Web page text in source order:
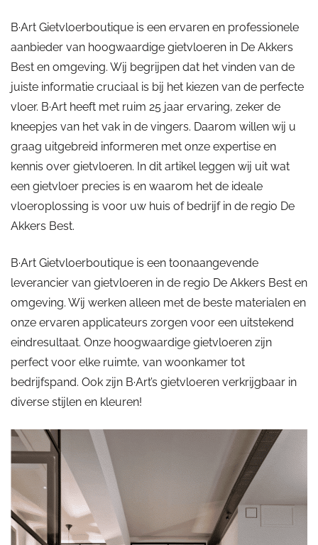
B·Art Gietvloerboutique is een ervaren en professionele
aanbieder van hoogwaardige gietvloeren in De Akkers
Best en omgeving. Wij begrijpen dat het vinden van de
juiste informatie cruciaal is bij het kiezen van de perfecte
vloer. B·Art heeft met ruim 25 jaar ervaring, zeker de
kneepjes van het vak in de vingers. Daarom willen wij u
graag uitgebreid informeren met onze expertise en
kennis over gietvloeren. In dit artikel leggen wij uit wat
een gietvloer precies is en waarom het de ideale
vloeroplossing is voor uw huis of bedrijf in de regio De
Akkers Best.
B·Art Gietvloerboutique is een toonaangevende
leverancier van gietvloeren in de regio De Akkers Best en
omgeving. Wij werken alleen met de beste materialen en
onze ervaren applicateurs zorgen voor een uitstekend
eindresultaat. Onze hoogwaardige gietvloeren zijn
perfect voor elke ruimte, van woonkamer tot
bedrijfspand. Ook zijn B·Art’s gietvloeren verkrijgbaar in
diverse stijlen en kleuren!